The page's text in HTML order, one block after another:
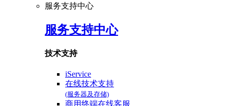
服务支持中心
服务支持中心
技术支持
iService
在线技术支持
(服务器及存储)
商用终端在线客服